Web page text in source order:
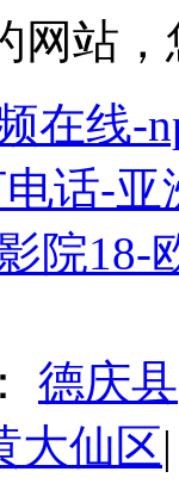
网站
在线-
话-
院18-
德庆县
大仙区